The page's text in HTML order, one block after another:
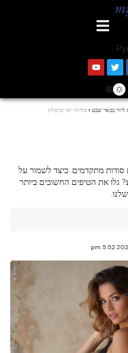
ליווי בבאר שבע > סודות יופי וביטחון
סודות מתקדמים. כיצד לשמור על
את הטיפים החשובים ביותר